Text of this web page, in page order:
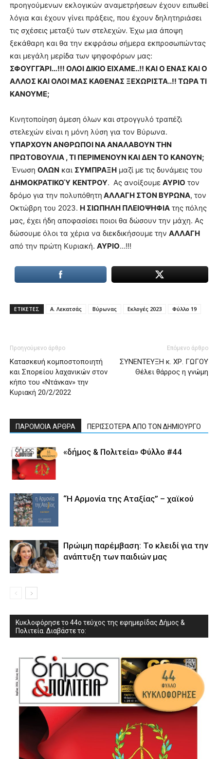
προηγούμενων εκλογικών αναμετρήσεων έχουν ειπωθεί
λόγια και έχουν γίνει πράξεις, που έχουν δηλητηριάσει
τις σχέσεις μεταξύ των στελεχών. Έχω μια άποψη
ξεκάθαρη και θα την εκφράσω σήμερα εκπροσωπώντας
και μεγάλη μερίδα των ψηφοφόρων μας:
ΣΦΟΥΓΓΆΡΙ…!!! ΟΛΟΙ ΔΙΚΙΟ ΕΙΧΑΜΕ..!! ΚΑΙ Ο ΕΝΑΣ ΚΑΙ Ο
ΑΛΛΟΣ ΚΑΙ ΟΛΟΙ ΜΑΣ ΚΑΘΕΝΑΣ ΞΕΧΩΡΙΣΤΑ..!! ΤΩΡΑ ΤΙ
ΚΑΝΟΥΜΕ;
Κινητοποίηση άμεση όλων και στρογγυλό τραπέζι
στελεχών είναι η μόνη λύση για τον Βύρωνα.
ΥΠΑΡΧΟΥΝ ΑΝΘΡΩΠΟΙ ΝΑ ΑΝΑΛΑΒΟΥΝ ΤΗΝ
ΠΡΩΤΟΒΟΥΛΙΑ , ΤΙ ΠΕΡΙΜΕΝΟΥΝ ΚΑΙ ΔΕΝ ΤΟ ΚΑΝΟΥΝ;
Ένωση ΟΛΩΝ και ΣΥΜΠΡΑΞΗ μαζί με τις δυνάμεις του
ΔΗΜΟΚΡΑΤΙΚΟΎ ΚΕΝΤΡΟΥ. Ας ανοίξουμε ΑΥΡΙΟ τον
δρόμο για την πολυπόθητη ΑΛΛΑΓΗ ΣΤΟΝ ΒΥΡΩΝΑ, τον
Οκτώβρη του 2023. Η ΣΙΩΠΗΛΗ ΠΛΕΙΟΨΗΦΙΑ της πόλης
μας, έχει ήδη αποφασίσει ποιοι θα δώσουν την μάχη. Ας
δώσουμε όλοι τα χέρια να διεκδικήσουμε την ΑΛΛΑΓΗ
από την πρώτη Κυριακή. ΑΥΡΙΟ…!!!
ΕΤΙΚΕΤΕΣ Α. Λεκατσάς Βύρωνας Εκλογές 2023 Φύλλο 19
Προηγούμενο άρθρο
Κατασκευή κομποστοποιητή
και Σπορείου λαχανικών στον
κήπο του «Ντάνκαν» την
Κυριακή 20/2/2022
Επόμενο άρθρο
ΣΥΝΕΝΤΕΥΞΗ κ. ΧΡ. ΓΩΓΟΥ
Θέλει θάρρος η γνώμη
ΠΑΡΟΜΟΙΑ ΑΡΘΡΑ ΠΕΡΙΣΣΟΤΕΡΑ ΑΠΟ ΤΟΝ ΔΗΜΙΟΥΡΓΟ
«δήμος & Πολιτεία» Φύλλο #44
“Η Αρμονία της Αταξίας” – χαϊκού
Πρώιμη παρέμβαση: Το κλειδί για την
ανάπτυξη των παιδιών µας
Κυκλοφόρησε το 44ο τεύχος της εφημερίδας Δήμος &
Πολιτεία. Διαβάστε το: